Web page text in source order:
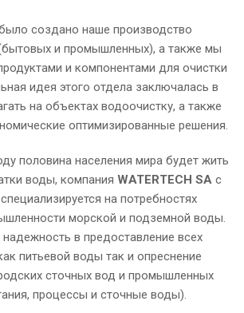
создано наше производство
и промышленных), а также мы
и компонентами для очистки
идея этого отдела заключалась в
на объектах водоочистку, а также
оптимизированные решения.
половина населения мира будет жить
воды, компания WATERTECH SA с
на потребностях
морской и подземной воды.
в предоставление всех
питьевой воды так и опреснение
сточных вод и промышленных
процессы и сточные воды).